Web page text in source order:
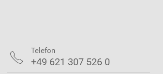
 Telefon
+49 621 307 526 0